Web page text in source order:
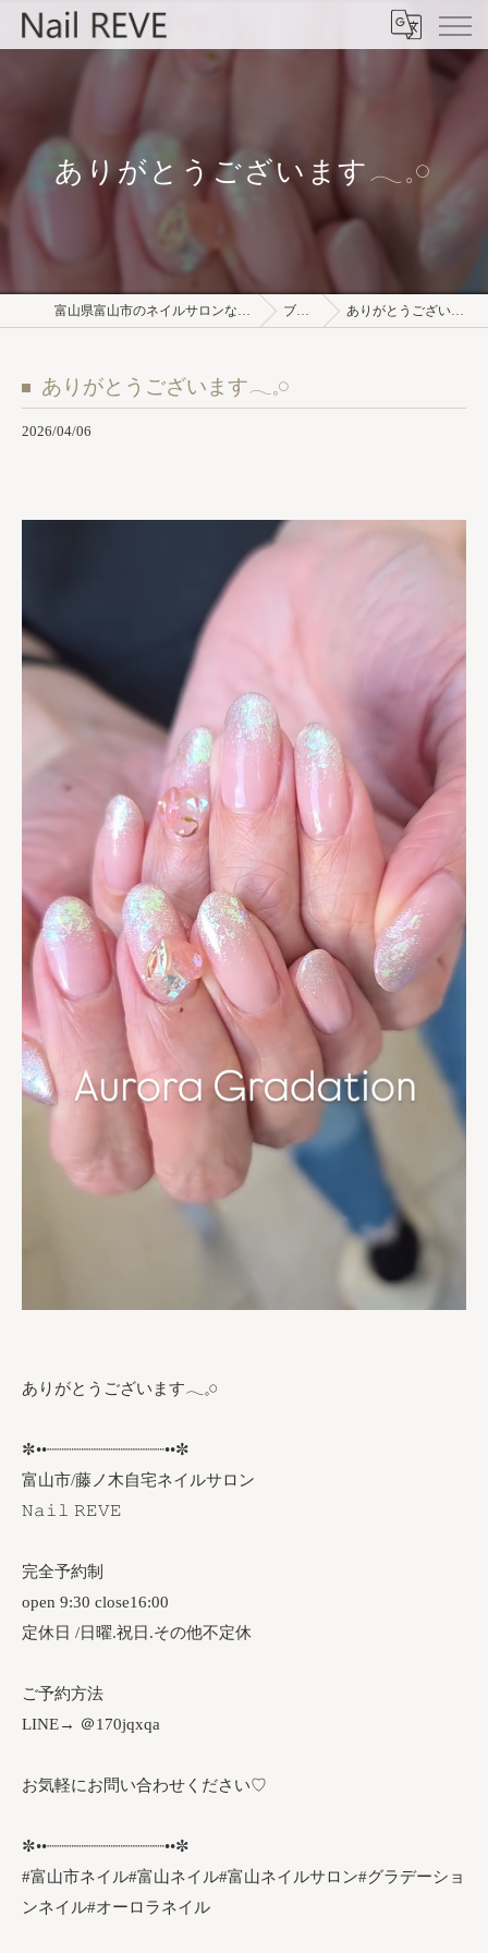
ありがとうございます𓂃𓈒𓏸︎︎︎︎
富山県富山市のネイルサロンならNail REVE ブログ ありがとうございます𓂃𓈒𓏸︎︎︎︎
ありがとうございます𓂃𓈒𓏸︎︎︎︎
2026/04/06
ありがとうございます𓂃𓈒𓏸︎︎︎︎
✼••┈┈┈┈┈┈┈┈┈┈┈┈••✼
富山市/藤ノ木自宅ネイルサロン
𝙽𝚊𝚒𝚕 𝚁𝙴𝚅𝙴
完全予約制
open 9:30 close16:00
定休日 /日曜.祝日.その他不定休
ご予約方法
LINE→ ＠170jqxqa
お気軽にお問い合わせください♡
✼••┈┈┈┈┈┈┈┈┈┈┈┈••✼
#富山市ネイル#富山ネイル#富山ネイルサロン#グラデーショ
ンネイル#オーロラネイル